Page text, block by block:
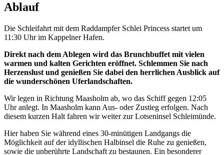
Ablauf
Die Schleifahrt mit dem Raddampfer Schlei Princess startet um
11:30 Uhr im Kappelner Hafen.
Direkt nach dem Ablegen wird das Brunchbuffet mit vielen
warmen und kalten Gerichten eröffnet. Schlemmen Sie nach
Herzenslust und genießen Sie dabei den herrlichen Ausblick auf
die wunderschönen Uferlandschaften.
Wir legen in Richtung Maasholm ab, wo das Schiff gegen 12:05
Uhr anlegt. In Maasholm kann Aus- oder Zustieg erfolgen. Nach
diesem kurzen Halt fahren wir weiter zur Lotseninsel Schleimünde.
Hier haben Sie während eines 30-minütigen Landgangs die
Möglichkeit auf der idyllischen Halbinsel die Ruhe zu genießen,
sowie die unberührte Landschaft zu bestaunen. Ein besonderer